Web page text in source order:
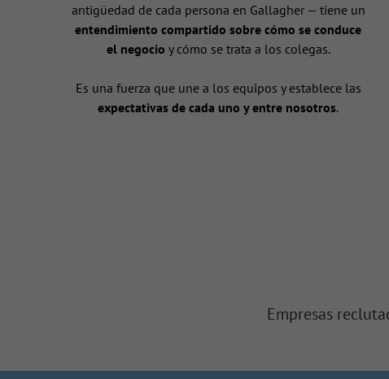
antigüedad de cada persona en Gallagher — tiene un
entendimiento compartido sobre cómo se conduce
el negocio y cómo se trata a los colegas.
Es una fuerza que une a los equipos y establece las
expectativas de cada uno y entre nosotros.
Empresas